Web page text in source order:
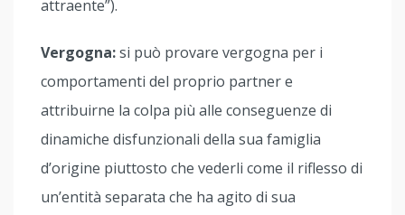
attraente”).
Vergogna:si può provare vergogna per i
comportamenti del proprio partner e
attribuirne la colpa più alle conseguenze di
dinamiche disfunzionali della sua famiglia
d’origine piuttosto che vederli come il riflesso di
un’entità separata che ha agito di sua